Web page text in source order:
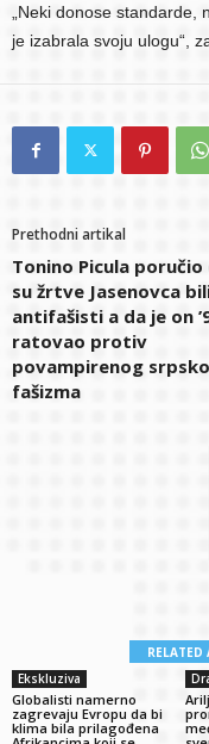
„Neki donose
je izabrala svoju ulogu“,
Prethodni artikal
Tonino Picula poručio
su žrtve Jasenovca
antifašisti a da je on
ratovao protiv
povampirenog
fašizma
RELATED
Ekskluziva
Globalisti namerno
zagrevaju Evropu da bi
klima bila prilagođena